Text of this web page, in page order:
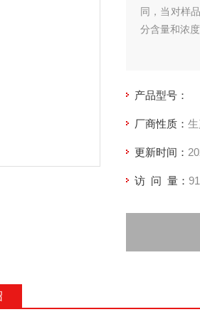
同，当对样
分含量和浓度
产品型号：
厂商性质：
更新时间：
访 问 量： 91